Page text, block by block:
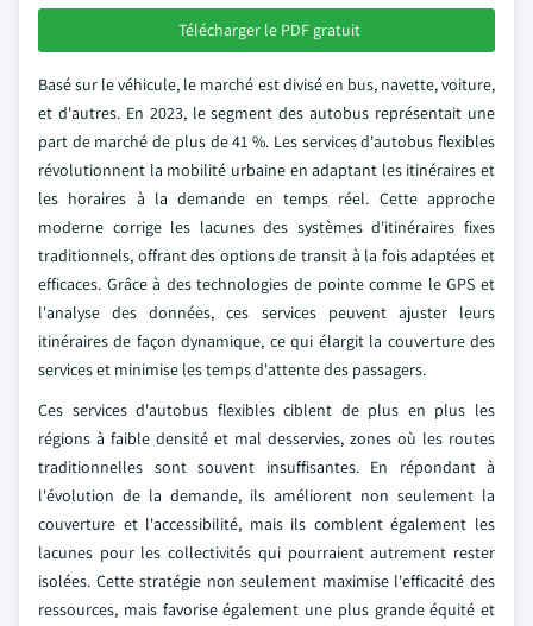
Télécharger le PDF gratuit
Basé sur le véhicule, le marché est divisé en bus, navette, voiture,
et d'autres. En 2023, le segment des autobus représentait une
part de marché de plus de 41 %. Les services d'autobus flexibles
révolutionnent la mobilité urbaine en adaptant les itinéraires et
les horaires à la demande en temps réel. Cette approche
moderne corrige les lacunes des systèmes d'itinéraires fixes
traditionnels, offrant des options de transit à la fois adaptées et
efficaces. Grâce à des technologies de pointe comme le GPS et
l'analyse des données, ces services peuvent ajuster leurs
itinéraires de façon dynamique, ce qui élargit la couverture des
services et minimise les temps d'attente des passagers.
Ces services d'autobus flexibles ciblent de plus en plus les
régions à faible densité et mal desservies, zones où les routes
traditionnelles sont souvent insuffisantes. En répondant à
l'évolution de la demande, ils améliorent non seulement la
couverture et l'accessibilité, mais ils comblent également les
lacunes pour les collectivités qui pourraient autrement rester
isolées. Cette stratégie non seulement maximise l'efficacité des
ressources, mais favorise également une plus grande équité et